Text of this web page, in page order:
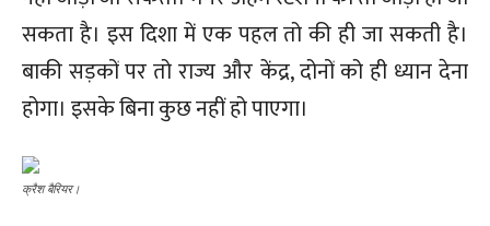
सकता है। इस दिशा में एक पहल तो की ही जा सकती है।
बाकी सड़कों पर तो राज्य और केंद्र, दोनों को ही ध्यान देना
होगा। इसके बिना कुछ नहीं हो पाएगा।
क्रैश बैरियर।